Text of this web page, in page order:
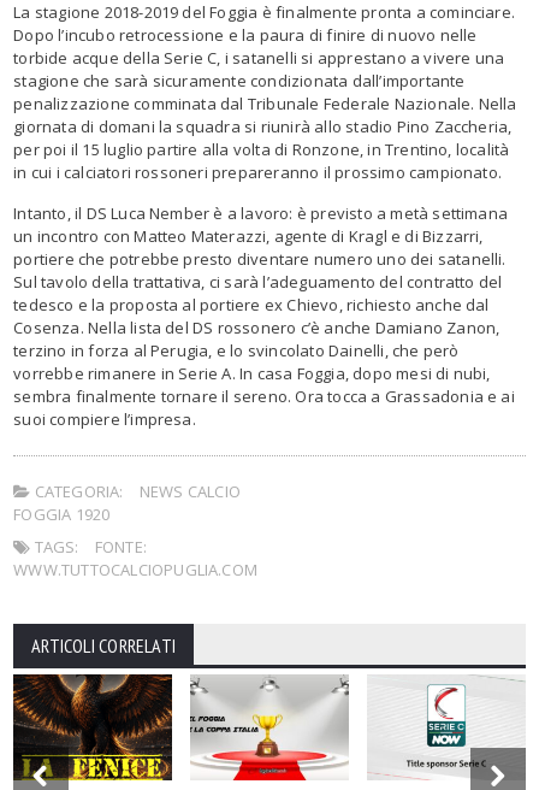
La stagione 2018-2019 del Foggia è finalmente pronta a cominciare.
Dopo l’incubo retrocessione e la paura di finire di nuovo nelle
torbide acque della Serie C, i satanelli si apprestano a vivere una
stagione che sarà sicuramente condizionata dall’importante
penalizzazione comminata dal Tribunale Federale Nazionale. Nella
giornata di domani la squadra si riunirà allo stadio Pino Zaccheria,
per poi il 15 luglio partire alla volta di Ronzone, in Trentino, località
in cui i calciatori rossoneri prepareranno il prossimo campionato.
Intanto, il DS Luca Nember è a lavoro: è previsto a metà settimana
un incontro con Matteo Materazzi, agente di Kragl e di Bizzarri,
portiere che potrebbe presto diventare numero uno dei satanelli.
Sul tavolo della trattativa, ci sarà l’adeguamento del contratto del
tedesco e la proposta al portiere ex Chievo, richiesto anche dal
Cosenza. Nella lista del DS rossonero c’è anche Damiano Zanon,
terzino in forza al Perugia, e lo svincolato Dainelli, che però
vorrebbe rimanere in Serie A. In casa Foggia, dopo mesi di nubi,
sembra finalmente tornare il sereno. Ora tocca a Grassadonia e ai
suoi compiere l’impresa.
CATEGORIA:
NEWS CALCIO
FOGGIA 1920
TAGS:
FONTE:
WWW.TUTTOCALCIOPUGLIA.COM
ARTICOLI CORRELATI